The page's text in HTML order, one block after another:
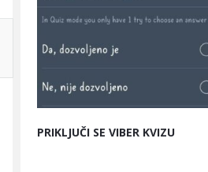
PRIKLJUČI SE VIBER KVIZU